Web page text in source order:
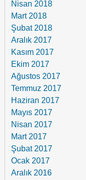
Nisan 2018
Mart 2018
Şubat 2018
Aralık 2017
Kasım 2017
Ekim 2017
Ağustos 2017
Temmuz 2017
Haziran 2017
Mayıs 2017
Nisan 2017
Mart 2017
Şubat 2017
Ocak 2017
Aralık 2016